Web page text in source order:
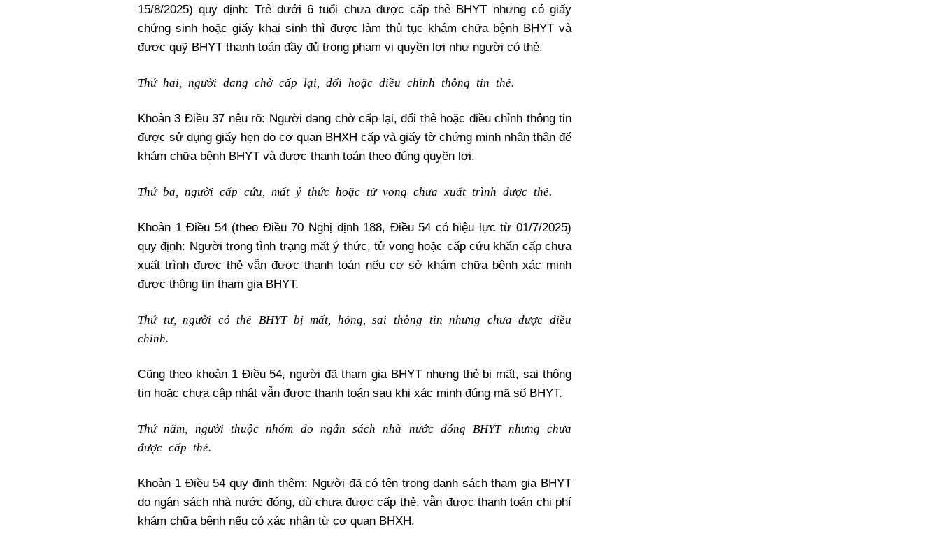
15/8/2025) quy định: Trẻ dưới 6 tuổi chưa được cấp thẻ BHYT nhưng có giấy
chứng sinh hoặc giấy khai sinh thì được làm thủ tục khám chữa bệnh BHYT và
được quỹ BHYT thanh toán đầy đủ trong phạm vi quyền lợi như người có thẻ.
Thứ hai, người đang chờ cấp lại, đổi hoặc điều chỉnh thông tin thẻ.
Khoản 3 Điều 37 nêu rõ: Người đang chờ cấp lại, đổi thẻ hoặc điều chỉnh thông tin
được sử dụng giấy hẹn do cơ quan BHXH cấp và giấy tờ chứng minh nhân thân để
khám chữa bệnh BHYT và được thanh toán theo đúng quyền lợi.
Thứ ba, người cấp cứu, mất ý thức hoặc tử vong chưa xuất trình được thẻ.
Khoản 1 Điều 54 (theo Điều 70 Nghị định 188, Điều 54 có hiệu lực từ 01/7/2025)
quy định: Người trong tình trạng mất ý thức, tử vong hoặc cấp cứu khẩn cấp chưa
xuất trình được thẻ vẫn được thanh toán nếu cơ sở khám chữa bệnh xác minh
được thông tin tham gia BHYT.
Thứ tư, người có thẻ BHYT bị mất, hỏng, sai thông tin nhưng chưa được điều
chỉnh.
Cũng theo khoản 1 Điều 54, người đã tham gia BHYT nhưng thẻ bị mất, sai thông
tin hoặc chưa cập nhật vẫn được thanh toán sau khi xác minh đúng mã số BHYT.
Thứ năm, người thuộc nhóm do ngân sách nhà nước đóng BHYT nhưng chưa
được cấp thẻ.
Khoản 1 Điều 54 quy định thêm: Người đã có tên trong danh sách tham gia BHYT
do ngân sách nhà nước đóng, dù chưa được cấp thẻ, vẫn được thanh toán chi phí
khám chữa bệnh nếu có xác nhận từ cơ quan BHXH.